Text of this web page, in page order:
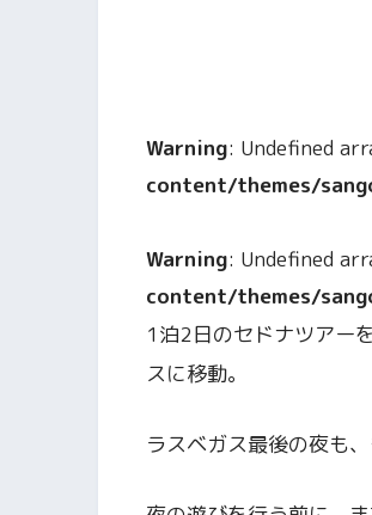
Warning: Undefined
content/themes/
Warning: Undefined
content/themes/
1泊2日のセドナツアー
スに移動。
ラスベガス最後の夜も